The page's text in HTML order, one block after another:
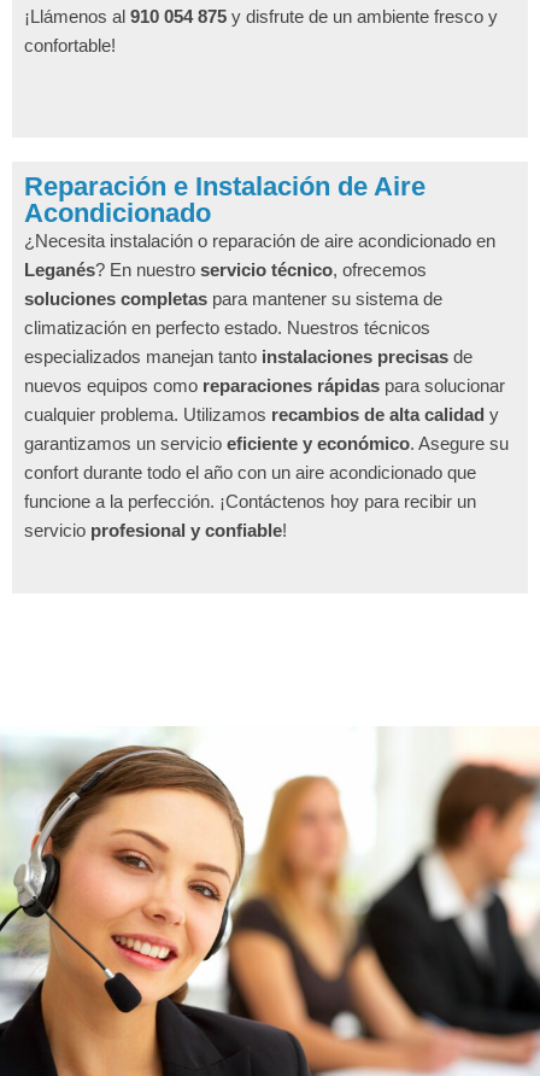
¡Llámenos al 910 054 875 y disfrute de un ambiente fresco y
confortable!
Reparación e Instalación de Aire
Acondicionado
¿Necesita instalación o reparación de aire acondicionado en
Leganés? En nuestro servicio técnico, ofrecemos
soluciones completas para mantener su sistema de
climatización en perfecto estado. Nuestros técnicos
especializados manejan tanto instalaciones precisas de
nuevos equipos como reparaciones rápidas para solucionar
cualquier problema. Utilizamos recambios de alta calidad y
garantizamos un servicio eficiente y económico. Asegure su
confort durante todo el año con un aire acondicionado que
funcione a la perfección. ¡Contáctenos hoy para recibir un
servicio profesional y confiable!